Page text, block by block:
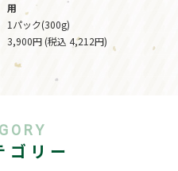
用
1パック(300g)
3,900円 (税込 4,212円)
ゴリー